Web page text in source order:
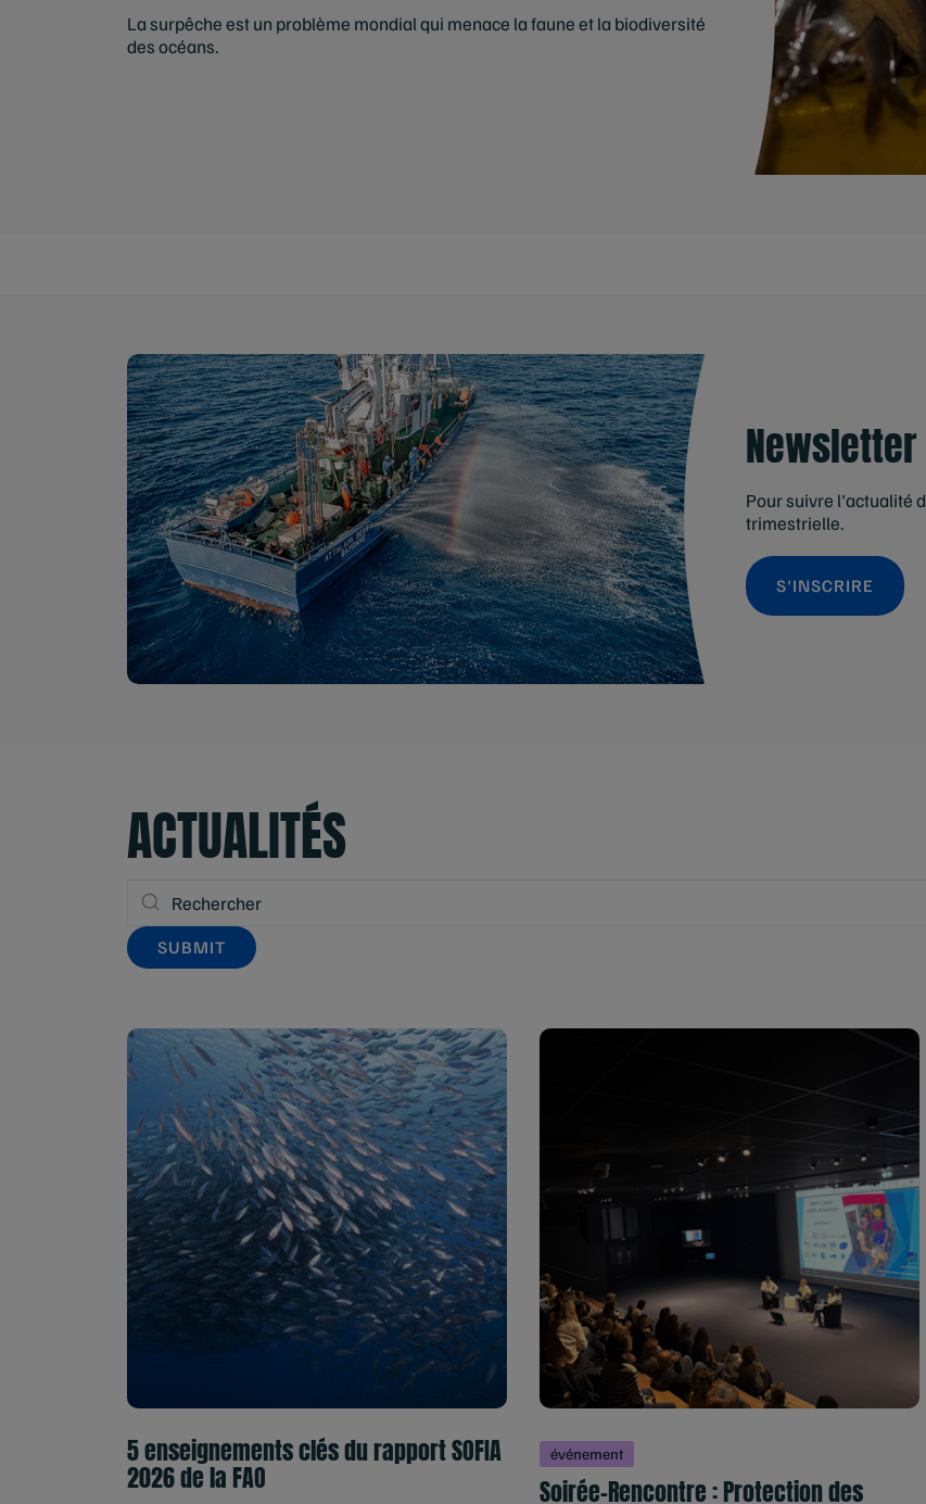
La surpêche est un problème mondial qui menace la faune et la biodiversité
des océans.
Newsletter
Pour suivre l'actualité
trimestrielle.
S'INSCRIRE
ACTUALITÉS
5 enseignements clés du rapport SOFIA
2026 de la FAO
événement
Soirée-Rencontre : Protection des